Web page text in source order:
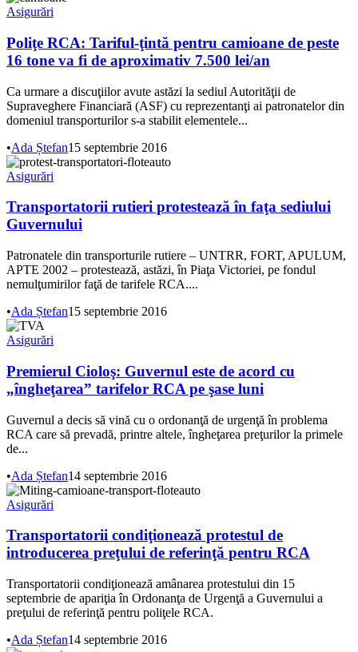
Asigurări
Poliţe RCA: Tariful-ţintă pentru camioane de peste
16 tone va fi de aproximativ 7.500 lei/an
Ca urmare a discuţiilor avute astăzi la sediul Autorităţii de
Supraveghere Financiară (ASF) cu reprezentanţi ai patronatelor din
domeniul transporturilor s-a stabilit elementele...
•Ada Ștefan15 septembrie 2016
Asigurări
Transportatorii rutieri protestează în faţa sediului
Guvernului
Patronatele din transporturile rutiere – UNTRR, FORT, APULUM,
APTE 2002 – protestează, astăzi, în Piaţa Victoriei, pe fondul
nemulţumirilor faţă de tarifele RCA....
•Ada Ștefan15 septembrie 2016
Asigurări
Premierul Cioloş: Guvernul este de acord cu
„îngheţarea” tarifelor RCA pe şase luni
Guvernul a decis să vină cu o ordonanţă de urgenţă în problema
RCA care să prevadă, printre altele, îngheţarea preţurilor la primele
de...
•Ada Ștefan14 septembrie 2016
Asigurări
Transportatorii condiţionează protestul de
introducerea preţului de referinţă pentru RCA
Transportatorii condiţionează amânarea protestului din 15
septembrie de apariţia în Ordonanţa de Urgenţă a Guvernului a
preţului de referinţă pentru poliţele RCA.
•Ada Ștefan14 septembrie 2016